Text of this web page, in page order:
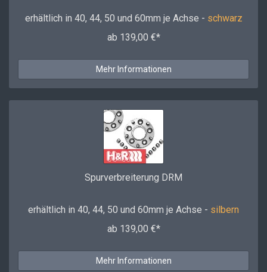
erhältlich in 40, 44, 50 und 60mm je Achse - schwarz
ab 139,00 €*
Mehr Informationen
Spurverbreiterung DRM
erhältlich in 40, 44, 50 und 60mm je Achse - silbern
ab 139,00 €*
Mehr Informationen